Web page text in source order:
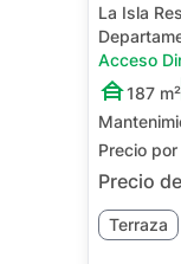
La Isla
Acceso
187 m²
Precio
Precio
Terraza